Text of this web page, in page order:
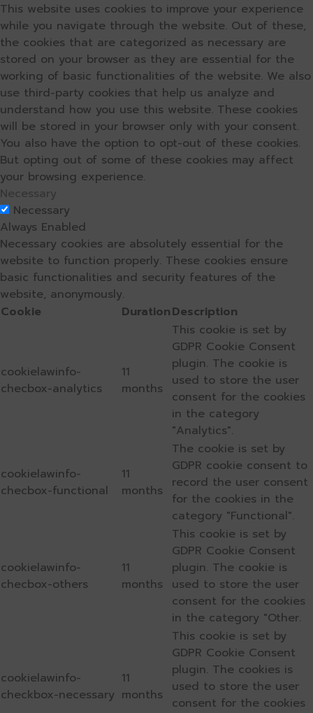
This website uses cookies to improve your experience
while you navigate through the website. Out of these,
the cookies that are categorized as necessary are
stored on your browser as they are essential for the
working of basic functionalities of the website. We also
use third-party cookies that help us analyze and
understand how you use this website. These cookies
will be stored in your browser only with your consent.
You also have the option to opt-out of these cookies.
But opting out of some of these cookies may affect
your browsing experience.
Necessary
Necessary
Always Enabled
Necessary cookies are absolutely essential for the
website to function properly. These cookies ensure
basic functionalities and security features of the
website, anonymously.
Cookie
DurationDescription
cookielawinfo-
checbox-analytics
11
months
This cookie is set by
GDPR Cookie Consent
plugin. The cookie is
used to store the user
consent for the cookies
in the category
"Analytics".
cookielawinfo-
checbox-functional
11
months
The cookie is set by
GDPR cookie consent to
record the user consent
for the cookies in the
category "Functional".
cookielawinfo-
checbox-others
11
months
This cookie is set by
GDPR Cookie Consent
plugin. The cookie is
used to store the user
consent for the cookies
in the category "Other.
cookielawinfo-
checkbox-necessary
11
months
This cookie is set by
GDPR Cookie Consent
plugin. The cookies is
used to store the user
consent for the cookies